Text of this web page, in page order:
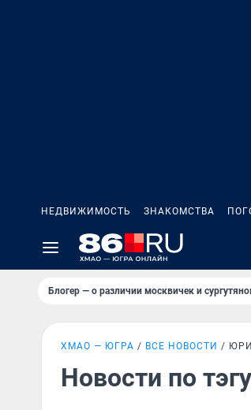
НЕДВИЖИМОСТЬ ЗНАКОМСТВА
Блогер — о различии москвичек и
ХМАО — ЮГРА ВСЕ НОВОСТИ
Новости по